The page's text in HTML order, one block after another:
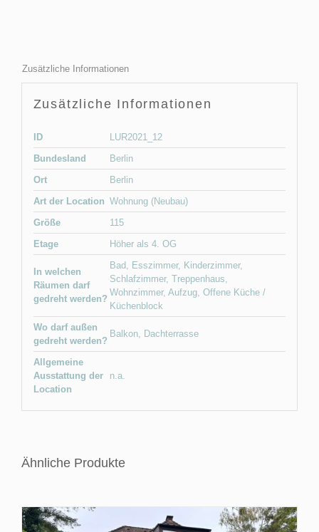
Zusätzliche Informationen
Zusätzliche Informationen
ID
LUR2021_12
Bundesland
Berlin
Ort
Berlin
Art der Location Wohnung (Neubau)
Größe
115
Etage
Höher als 4. OG
In welchen
Räumen darf
gedreht werden?
Bad, Esszimmer, Kinderzimmer,
Schlafzimmer, Treppenhaus
Wohnzimmer, Aufzug, Offene Küche /
Küchenblock
Wo darf außen
gedreht werden?
Balkon, Dachterrasse
Allgemeine
Ausstattung der
Location
n.a.
Ähnliche Produkte